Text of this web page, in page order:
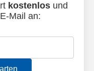
kostenlosund
Mail an: